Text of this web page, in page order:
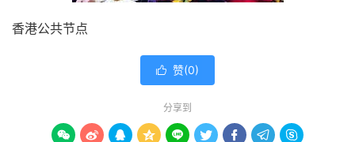
香港公共节点
 赞(0)
分享到
        